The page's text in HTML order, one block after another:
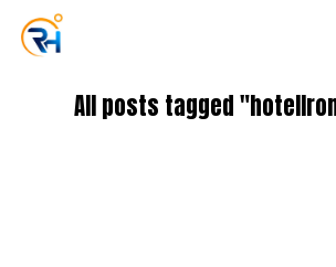
All posts tagged